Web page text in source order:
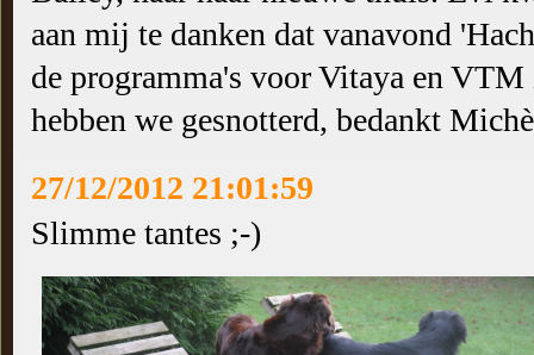
aan mij te danken dat vanavond
de programma's voor Vitaya en
hebben we gesnotterd, bedankt
27/12/2012 21:01:59
Slimme tantes ;-)